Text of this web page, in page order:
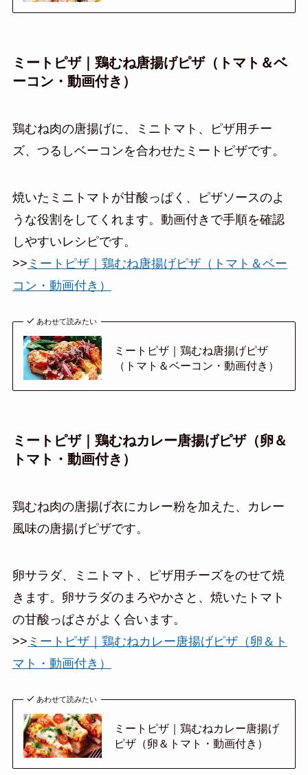
ミートピザ｜鶏むね唐揚げピザ（トマト＆ベ
ーコン・動画付き）
鶏むね肉の唐揚げに、ミニトマト、ピザ用チー
ズ、つるしベーコンを合わせたミートピザです。
焼いたミニトマトが甘酸っぱく、ピザソースのよ
うな役割をしてくれます。動画付きで手順を確認
しやすいレシピです。
>> ミートピザ｜鶏むね唐揚げピザ（トマト＆ベー
コン・動画付き）
あわせて読みたい
ミートピザ｜鶏むね唐揚げピザ
（トマト＆ベーコン・動画付き）
ミートピザ｜鶏むねカレー唐揚げピザ（卵＆
トマト・動画付き）
鶏むね肉の唐揚げ衣にカレー粉を加えた、カレー
風味の唐揚げピザです。
卵サラダ、ミニトマト、ピザ用チーズをのせて焼
きます。卵サラダのまろやかさと、焼いたトマト
の甘酸っぱさがよく合います。
>> ミートピザ｜鶏むねカレー唐揚げピザ（卵＆ト
マト・動画付き）
あわせて読みたい
ミートピザ｜鶏むねカレー唐揚げ
ピザ（卵＆トマト・動画付き）